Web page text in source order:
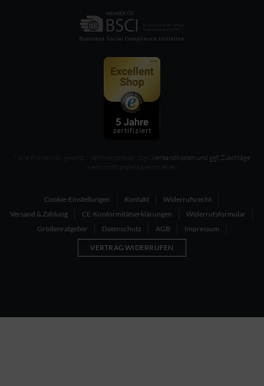
* Alle Preise inkl. gesetzl. Mehrwertsteuer, zzgl. Versandkosten und ggf. Zuschläge
wenn nicht anders beschrieben
Cookie-Einstellungen Kontakt
Widerrufsrecht
Versand & Zahlung
CE-Konformitätserklärungen
Widerrufsformular
Größenratgeber
Datenschutz AGB Impressum
VERTRAG WIDERRUFEN